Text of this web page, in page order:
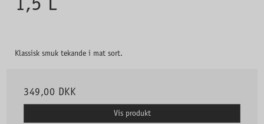
1,5 L
Klassisk smuk tekande i mat sort.
349,00 DKK
Vis produkt